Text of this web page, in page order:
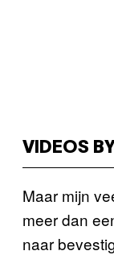
VIDEOS
Maar mijn
meer dan
naar